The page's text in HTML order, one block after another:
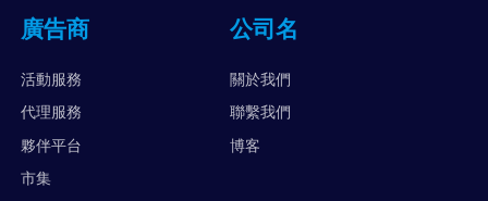
廣告商
活動服務
代理服務
夥伴平台
市集
公司名
關於我們
聯繫我們
博客